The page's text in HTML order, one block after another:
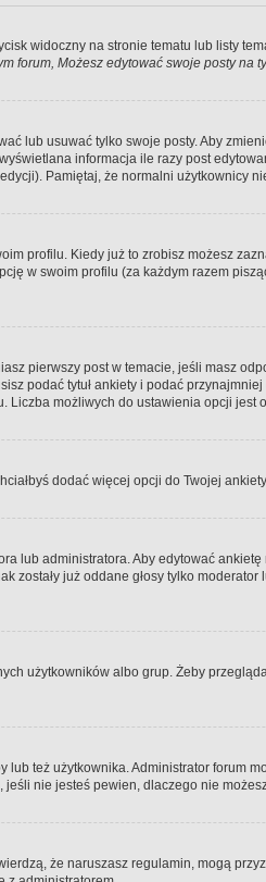
widoczny na stronie tematu lub listy
forum, Możesz edytować swoje posty na
lub usuwać tylko swoje posty. Aby
informacja ile razy post
Pamiętaj, że normalni użytkownicy
profilu. Kiedy już to zrobisz możesz
w swoim profilu (za każdym razem
pierwszy post w temacie, jeśli masz
podać tytuł ankiety i podać
Liczba możliwych do ustawienia opcji jest
dodać więcej opcji do Twojej
lub administratora. Aby edytować
zostały już oddane głosy tylko
użytkowników albo grup. Żeby
też użytkownika. Administrator
nie jesteś pewien, dlaczego nie
że naruszasz regulamin, mogą